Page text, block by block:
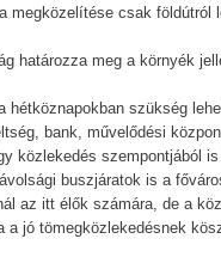
megközelítése csak földútról
határozza meg a környék
szükség
bank, művelődési
közlekedés szempontjából
buszjáratok is a
az itt élők számára, de a
jó tömegközlekedésnek